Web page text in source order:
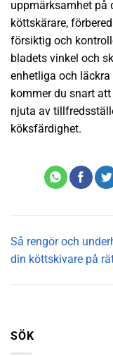
uppmärksamhet på
köttskärare,
försiktig och
bladets vinkel och
enhetliga och
kommer du snart
njuta av
köksfärdighet.
Så rengör och
din köttskivare på
SÖK